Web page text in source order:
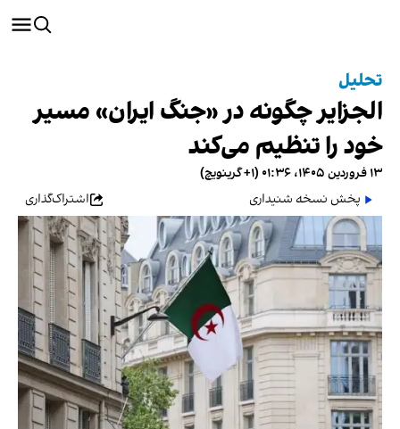
تحلیل
الجزایر چگونه در «جنگ ایران» مسیر
خود را تنظیم می‌کند
۱۳ فروردین ۱۴۰۵، ۰۱:۳۶ (‎+۱ گرینویچ)
پخش نسخه شنیداری
اشتراک‌گذاری